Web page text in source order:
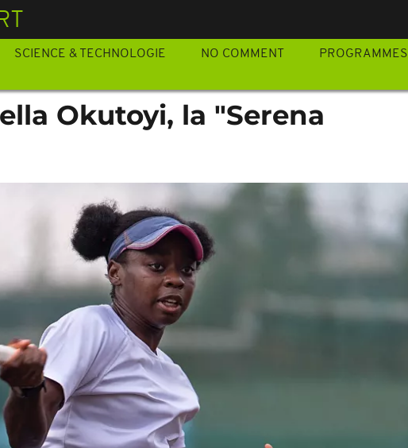
SCIENCE & TECHNOLOGIE NO COMMENT PROGRAMMES
Okutoyi, la "Serena